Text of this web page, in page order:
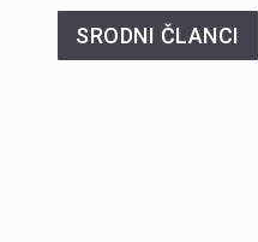
SRODNI ČLANCI